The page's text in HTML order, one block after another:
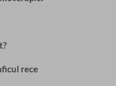
rece